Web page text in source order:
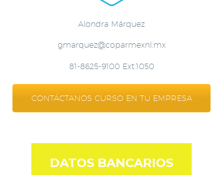
Alondra Márquez
gmarquez@coparmexnl.mx
81-8625-9100 Ext.1050
CONTÁCTANOS CURSO EN TU EMPRESA
DATOS BANCARIOS